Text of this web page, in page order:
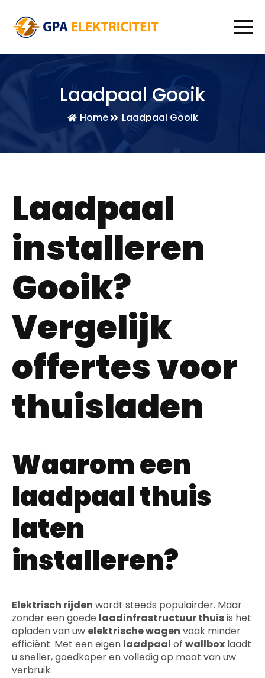
Laadpaal Gooik
Home Laadpaal Gooik
Laadpaal
installeren
Gooik?
Vergelijk
offertes voor
thuisladen
Waarom een
laadpaal thuis
laten
installeren?
Elektrisch rijden wordt steeds populairder. Maar
zonder een goede laadinfrastructuur thuisis het
opladen van uw elektrische wagen vaak minder
efficiënt. Met een eigen laadpaal of wallbox laadt
u sneller, goedkoper en volledig op maat van uw
verbruik.